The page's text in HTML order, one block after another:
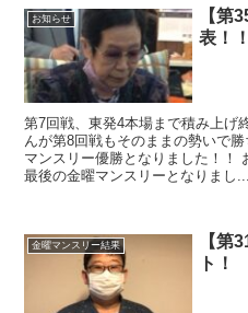
お知らせ
【第
表！
第7回戦、東発4本場まで積み上げ
んが第8回戦もそのままの勢いで
マンスリー優勝となりました！！
最後の金曜マンスリーとなりまし...
金曜マンスリー結果
【第
ト！